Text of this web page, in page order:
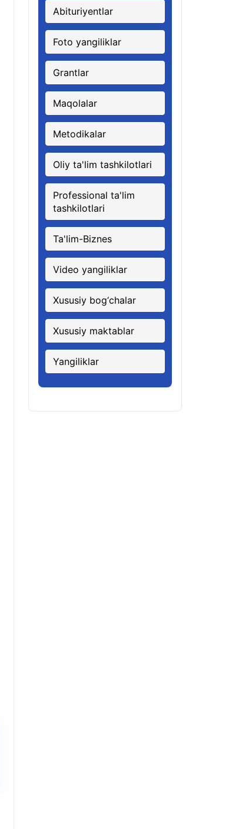
Abituriyentlar
Foto yangiliklar
Grantlar
Maqolalar
Metodikalar
Oliy ta'lim tashkilotlari
Professional ta'lim
tashkilotlari
Ta'lim-Biznes
Video yangiliklar
Xususiy bog‘chalar
Xususiy maktablar
Yangiliklar